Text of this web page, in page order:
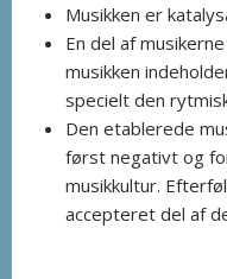
Musikken er
En del af
musikken
specielt den
Den etablerede
først negativt og
musikkultur.
accepteret del af